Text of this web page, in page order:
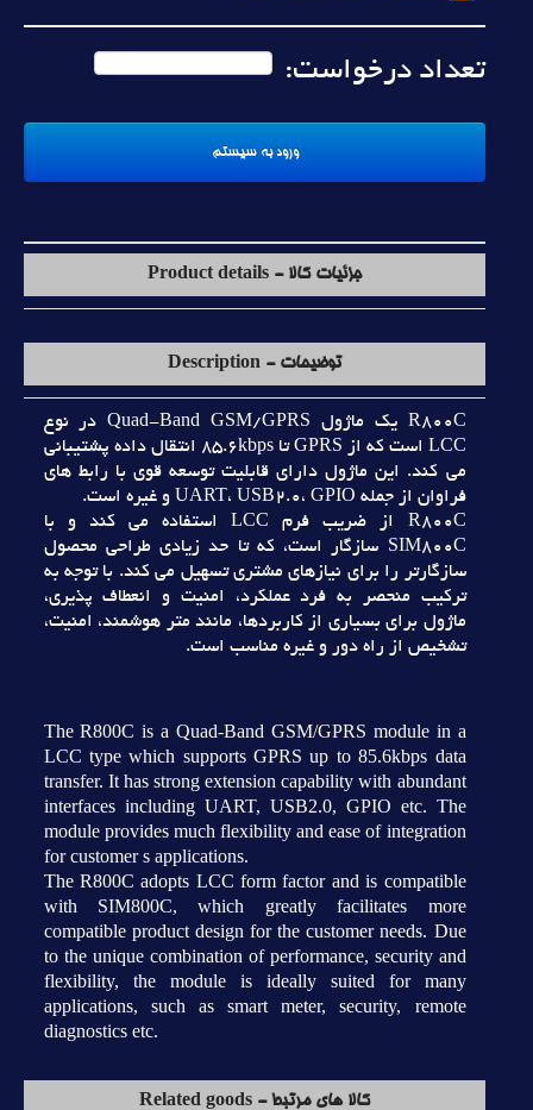
تعداد درخواست:
جزئیات کالا - Product details
توضیحات - Description
R800C يک ماژول Quad-Band GSM/GPRS در نوع
LCC است که از GPRS تا 85.6kbps انتقال داده پشتيباني
مي کند. اين ماژول داراي قابليت توسعه قوي با رابط هاي
فراوان از جمله UART، USB2.0، GPIO و غيره است.
R800C از ضريب فرم LCC استفاده مي کند و با
SIM800C سازگار است، که تا حد زيادي طراحي محصول
سازگارتر را براي نيازهاي مشتري تسهيل مي کند. با توجه به
ترکيب منحصر به فرد عملکرد، امنيت و انعطاف پذيري،
ماژول براي بسياري از کاربردها، مانند متر هوشمند، امنيت،
تشخيص از راه دور و غيره مناسب است.
The R800C is a Quad-Band GSM/GPRS module in a
LCC type which supports GPRS up to 85.6kbps data
transfer. It has strong extension capability with abundant
interfaces including UART, USB2.0, GPIO etc. The
module provides much flexibility and ease of integration
for customer s applications.
The R800C adopts LCC form factor and is compatible
with SIM800C, which greatly facilitates more
compatible product design for the customer needs. Due
to the unique combination of performance, security and
flexibility, the module is ideally suited for many
applications, such as smart meter, security, remote
diagnostics etc.
کالا های مرتبط - Related goods